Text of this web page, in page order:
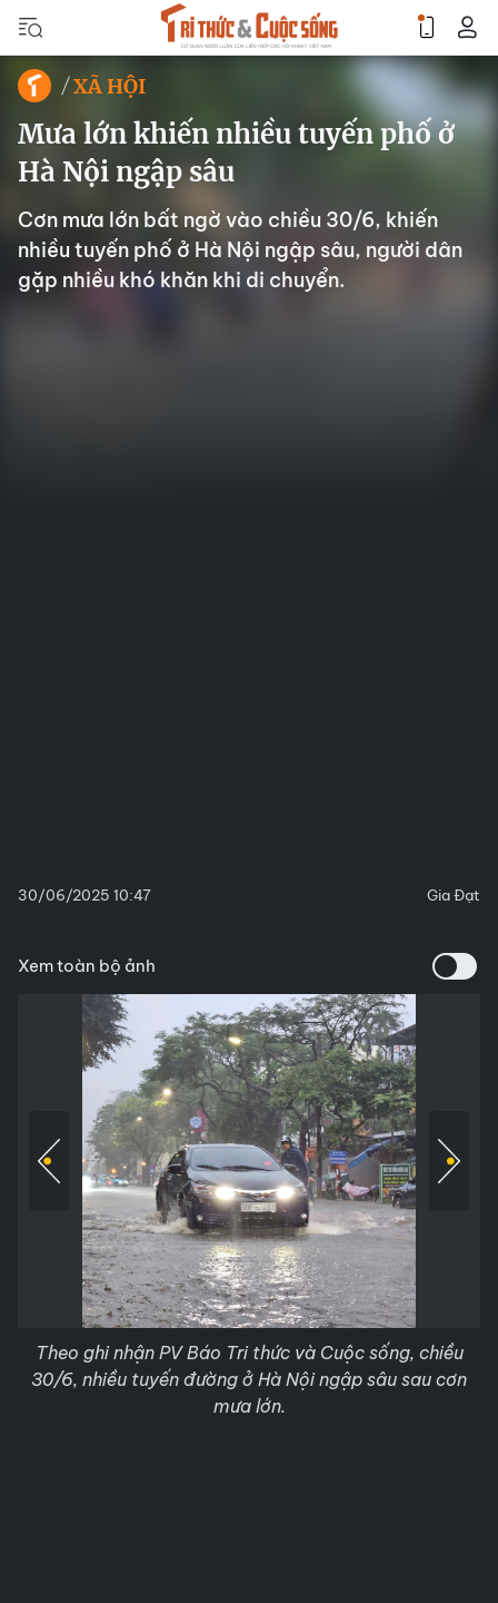
XÃ HỘI
Mưa lớn khiến nhiều tuyến phố ở
Hà Nội ngập sâu
Cơn mưa lớn bất ngờ vào chiều 30/6, khiến
nhiều tuyến phố ở Hà Nội ngập sâu, người dân
gặp nhiều khó khăn khi di chuyển.
30/06/2025 10:47 Gia Đạt
Xem toàn bộ ảnh
Theo ghi nhận PV Báo Tri thức và Cuộc sống, chiều
30/6, nhiều tuyến đường ở Hà Nội ngập sâu sau cơn
mưa lớn.